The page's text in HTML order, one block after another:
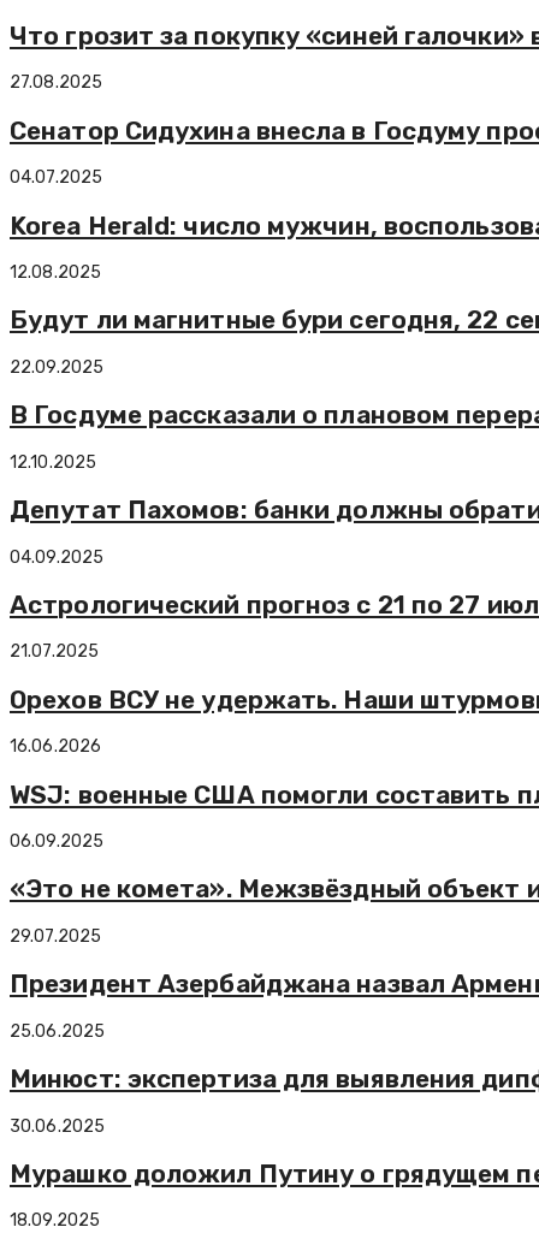
Что грозит за покупку «синей
27.08.2025
Сенатор Сидухина внесла в Госдуму
04.07.2025
Korea Herald: число мужчин,
12.08.2025
Будут ли магнитные бури сегодня, 22
22.09.2025
В Госдуме рассказали о плановом
12.10.2025
Депутат Пахомов: банки должны
04.09.2025
Астрологический прогноз с 21 по 27
21.07.2025
Орехов ВСУ не удержать. Наши
16.06.2026
WSJ: военные США помогли составить
06.09.2025
«Это не комета». Межзвёздный объект
29.07.2025
Президент Азербайджана назвал
25.06.2025
Минюст: экспертиза для выявления
30.06.2025
Мурашко доложил Путину о грядущем
18.09.2025